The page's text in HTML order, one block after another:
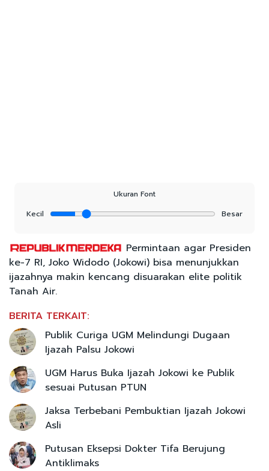
Ukuran Font
Kecil
Besar
Permintaan agar Presiden
ke-7 RI, Joko Widodo (Jokowi) bisa menunjukkan
ijazahnya makin kencang disuarakan elite politik
Tanah Air.
BERITA TERKAIT:
Publik Curiga UGM Melindungi Dugaan
Ijazah Palsu Jokowi
UGM Harus Buka Ijazah Jokowi ke Publik
sesuai Putusan PTUN
Jaksa Terbebani Pembuktian Ijazah Jokowi
Asli
Putusan Eksepsi Dokter Tifa Berujung
Antiklimaks